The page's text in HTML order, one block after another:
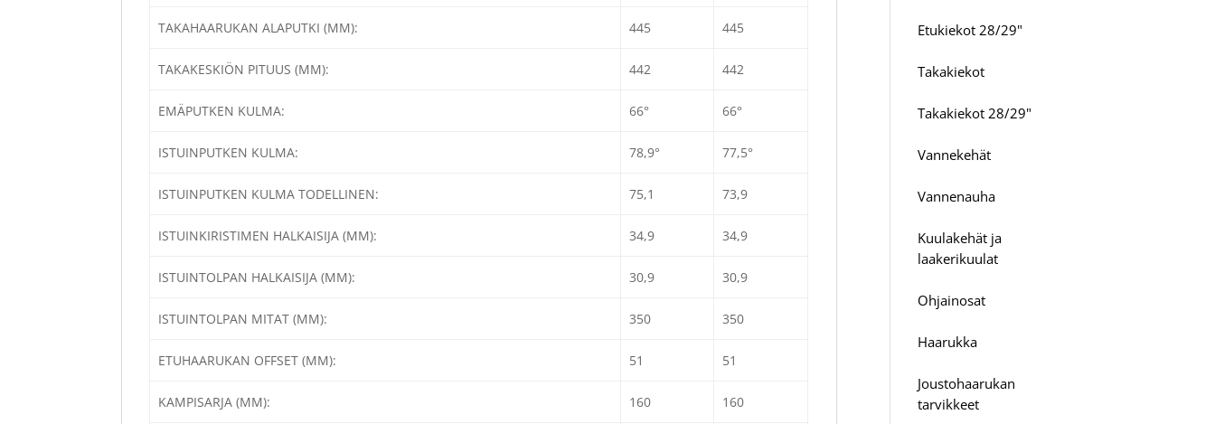
TAKAHAARUKAN ALAPUTKI (MM): 445 445
TAKAKESKIÖN PITUUS (MM): 442 442
EMÄPUTKEN KULMA: 66° 66°
ISTUINPUTKEN KULMA: 78,9° 77,5°
ISTUINPUTKEN KULMA TODELLINEN: 75,1 73,9
ISTUINKIRISTIMEN HALKAISIJA (MM): 34,9 34,9
ISTUINTOLPAN HALKAISIJA (MM): 30,9 30,9
ISTUINTOLPAN MITAT (MM): 350 350
ETUHAARUKAN OFFSET (MM): 51 51
KAMPISARJA (MM): 160 160
Etukiekot 28/29"
Takakiekot
Takakiekot 28/29"
Vannekehät
Vannenauha
Kuulakehät ja
laakerikuulat
Ohjainosat
Haarukka
Joustohaarukan
tarvikkeet